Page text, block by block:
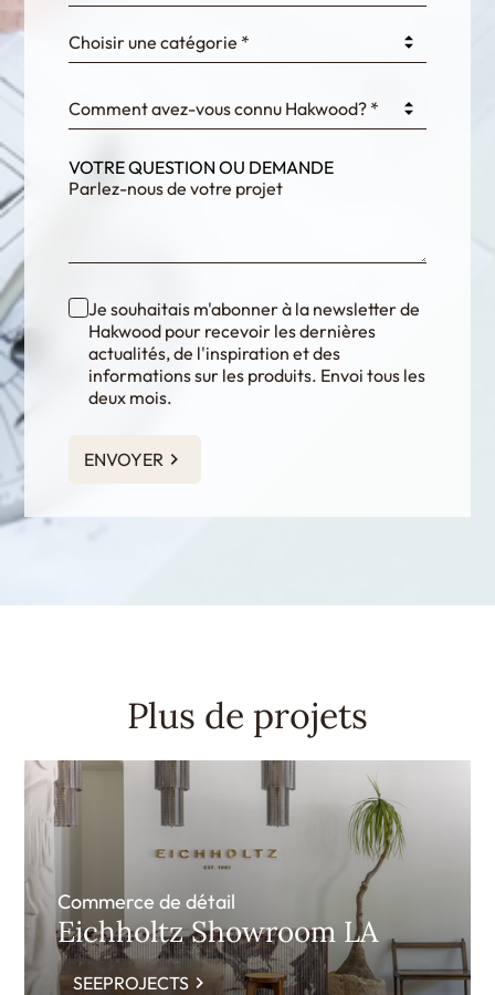
fKG333tDPmDdJm8
Choisir une catégorie *
Comment avez-vous connu Hakwood? *
VOTRE QUESTION OU DEMANDE
Je souhaitais m'abonner à la newsletter de
Hakwood pour recevoir les dernières
actualités, de l'inspiration et des
informations sur les produits. Envoi tous les
deux mois.
ENVOYER
Plus de projets
Commerce de détail
Eichholtz Showroom LA
SEEPROJECTS